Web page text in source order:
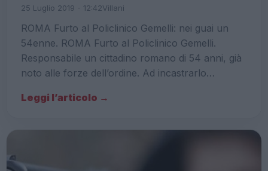
25 Luglio 2019 - 12:42Villani
ROMA Furto al Policlinico Gemelli: nei guai un
54enne. ROMA Furto al Policlinico Gemelli.
Responsabile un cittadino romano di 54 anni, già
noto alle forze dell’ordine. Ad incastrarlo…
Leggi l’articolo →